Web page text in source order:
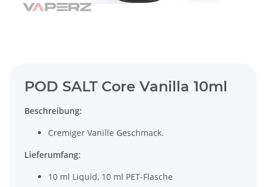
POD SALT Core Vanilla 10ml
Beschreibung:
Cremiger Vanille Geschmack.
Lieferumfang:
10 ml Liquid, 10 ml PET-Flasche